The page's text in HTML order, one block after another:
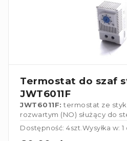
Termostat do szaf
JWT6011F
JWT6011F: termostat ze
rozwartym (NO) służący do
wentylatorami, wymiennikami
włączania urządzeń
Dostępność: 4szt.Wysyłka w: